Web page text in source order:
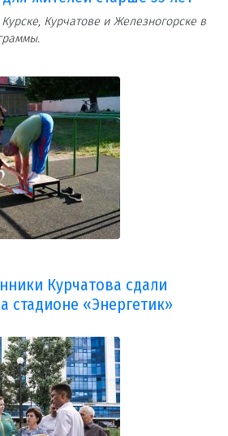
Курчатове и Железногорске в
Курчатова сдали
стадионе «Энергетик»